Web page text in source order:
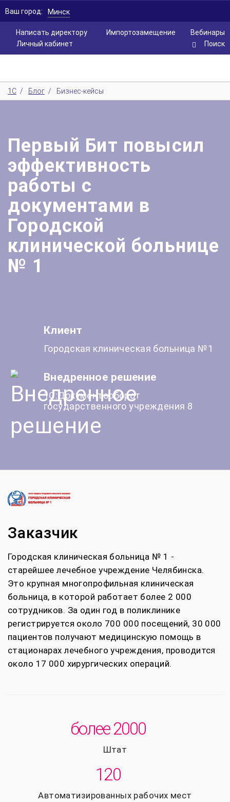
Написать директору Вебинары
Импортозамещение
Личный кабинет
Ваш город: Минск
Поиск
1С / Блог / Бизнес-кейсы
Первый Бит повысил
эффективность
работы с
документами в
Городской
клинической больнице
№ 1
Клиент
Городская клиническая больница №1
Внедренное решение
1С:Документооборот
государственного учреждения 8
Заказчик
Городская клиническая больница № 1 -
старейшее лечебное учреждение Челябинска.
Это крупная многопрофильная клиническая
больница, в которой работает более 2 000
сотрудников. За один год в поликлинике
регистрируется около 700 000 посещений, 30 000
пациентов получают медицинскую помощь в
стационарах лечебного учреждения, проводится
около 17 000 хирургических операций.
более 2000
Штат
120
Автоматизированных рабочих мест